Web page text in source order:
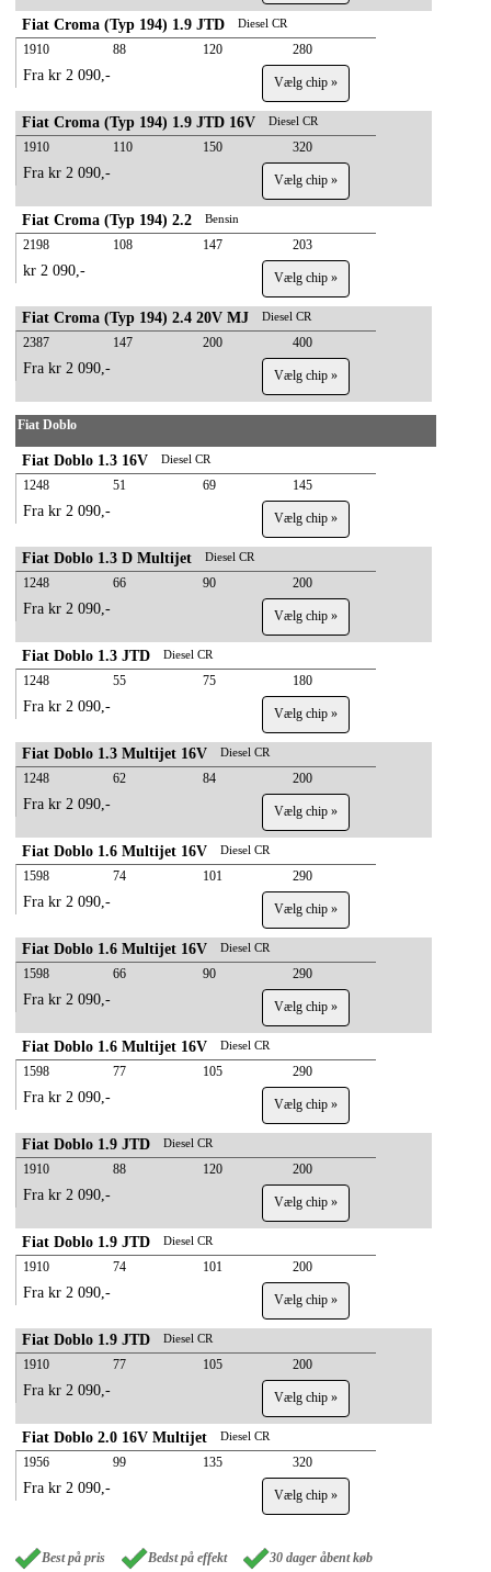
Fiat Croma (Typ 194) 1.9 JTD Diesel CR
1910 88 120 280
Fra kr 2 090,- Vælg chip »
Fiat Croma (Typ 194) 1.9 JTD 16V Diesel CR
1910 110 150 320
Fra kr 2 090,- Vælg chip »
Fiat Croma (Typ 194) 2.2 Bensin
2198 108 147 203
kr 2 090,- Vælg chip »
Fiat Croma (Typ 194) 2.4 20V MJ Diesel CR
2387 147 200 400
Fra kr 2 090,- Vælg chip »
Fiat Doblo
Fiat Doblo 1.3 16V Diesel CR
1248 51 69 145
Fra kr 2 090,- Vælg chip »
Fiat Doblo 1.3 D Multijet Diesel CR
1248 66 90 200
Fra kr 2 090,- Vælg chip »
Fiat Doblo 1.3 JTD Diesel CR
1248 55 75 180
Fra kr 2 090,- Vælg chip »
Fiat Doblo 1.3 Multijet 16V Diesel CR
1248 62 84 200
Fra kr 2 090,- Vælg chip »
Fiat Doblo 1.6 Multijet 16V Diesel CR
1598 74 101 290
Fra kr 2 090,- Vælg chip »
Fiat Doblo 1.6 Multijet 16V Diesel CR
1598 66 90 290
Fra kr 2 090,- Vælg chip »
Fiat Doblo 1.6 Multijet 16V Diesel CR
1598 77 105 290
Fra kr 2 090,- Vælg chip »
Fiat Doblo 1.9 JTD Diesel CR
1910 88 120 200
Fra kr 2 090,- Vælg chip »
Fiat Doblo 1.9 JTD Diesel CR
1910 74 101 200
Fra kr 2 090,- Vælg chip »
Fiat Doblo 1.9 JTD Diesel CR
1910 77 105 200
Fra kr 2 090,- Vælg chip »
Fiat Doblo 2.0 16V Multijet Diesel CR
1956 99 135 320
Fra kr 2 090,- Vælg chip »
Best på pris Bedst på effekt 30 dager åbent køb